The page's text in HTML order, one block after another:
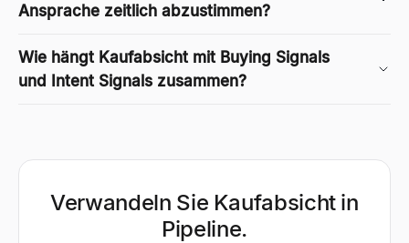
Ansprache zeitlich abzustimmen?
Wie hängt Kaufabsicht mit Buying Signals
und Intent Signals zusammen?
Verwandeln Sie Kaufabsicht in
Pipeline.